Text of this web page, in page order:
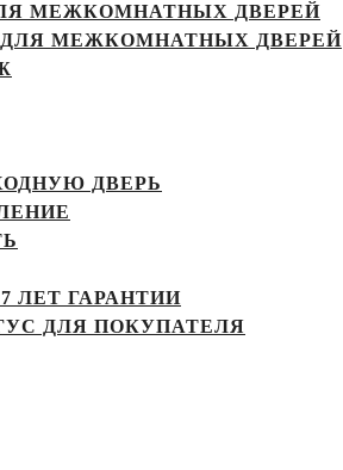
МЕЖКОМНАТНЫХ ДВЕРЕЙ
ДЛЯ МЕЖКОМНАТНЫХ ДВЕРЕЙ
ДВЕРЬ
ЛЕТ ГАРАНТИИ
ДЛЯ ПОКУПАТЕЛЯ